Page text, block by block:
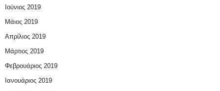
Ιούνιος 2019
Μάιος 2019
Απρίλιος 2019
Μάρτιος 2019
Φεβρουάριος 2019
Ιανουάριος 2019